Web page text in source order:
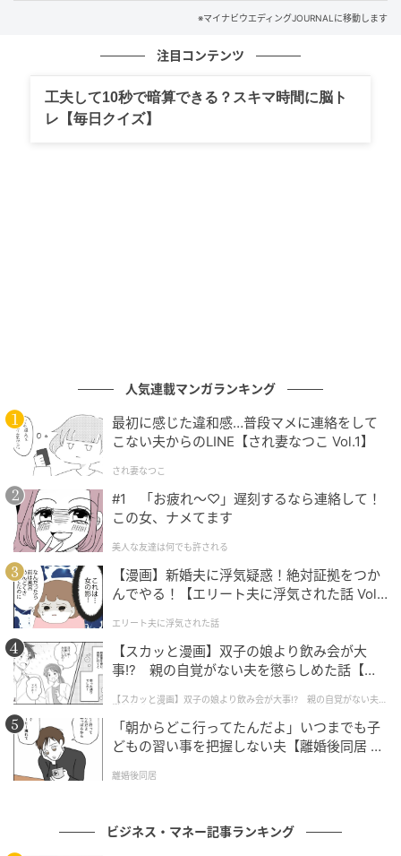
か」といった審査が行われる場合もあります。
近年では多様な家族の形に合わせて、同性パートナー
明書」などを提出すれば夫婦型保険に加入できる保険
会社が増えています。
・死亡保険…主契約者の死亡保険に、パートナーの死
亡保障を付加します。
・自動車保険…運転者を本人と配偶者のみに限定する
ことで、誰でも運転できる契約にするよりも大幅に保
険料が抑えられます。ほかに運転する家族がいない場
合にオススメです。
夫婦型保険に入る３つのメリット
※マイナビウエディングJOURNALに移動します
注目コンテンツ
工夫して10秒で暗算できる？スキマ時間に脳ト
レ【毎日クイズ】
人気連載マンガランキング
最初に感じた違和感…普段マメに連絡をして
こない夫からのLINE【され妻なつこ Vol.1】
され妻なつこ
#1 「お疲れ〜♡」遅刻するなら連絡して！
この女、ナメてます
美人な友達は何でも許される
【漫画】新婚夫に浮気疑惑！絶対証拠をつか
んでやる！【エリート夫に浮気された話 Vol.
エリート夫に浮気された話
【スカッと漫画】双子の娘より飲み会が大
事!? 親の自覚がない夫を懲らしめた話【第1
【スカッと漫画】双子の娘より飲み会が大事!? 親の自覚がない夫を
懲らしめた話
「朝からどこ行ってたんだよ」いつまでも子
どもの習い事を把握しない夫【離婚後同居 Vo
離婚後同居
ビジネス・マネー記事ランキング